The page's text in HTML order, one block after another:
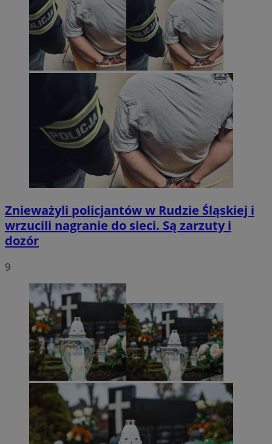
Znieważyli policjantów w Rudzie Śląskiej i
wrzucili nagranie do sieci. Są zarzuty i
dozór
9